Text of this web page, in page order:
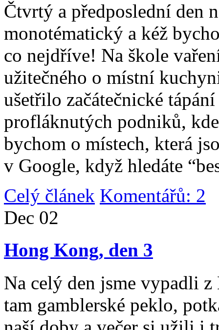
Čtvrtý a předposlední den
monotématický a kéž
co nejdříve! Na škole
užitečného o místní
ušetřilo začátečnické
profláknutých podniků,
bychom o místech, která
v Google, když hledáte
Celý článek Komentářů: 2
Dec 02
Hong Kong, den 3
Na celý den jsme vypadli
tam gamblerské peklo,